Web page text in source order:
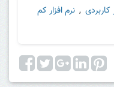
کاربردی , نرم افزار کم